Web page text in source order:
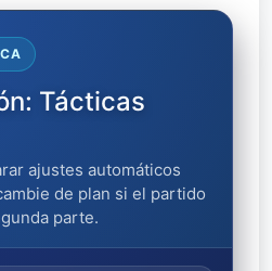
Tácticas
ajustes automáticos
de plan si el partido
parte.